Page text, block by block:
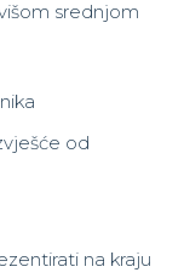
srednjom
od
na kraju